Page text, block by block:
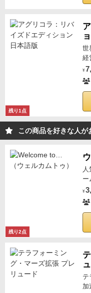
残り1点
世
経
¥
この商品を好きな人が
残り2点
ー
¥
テ
加